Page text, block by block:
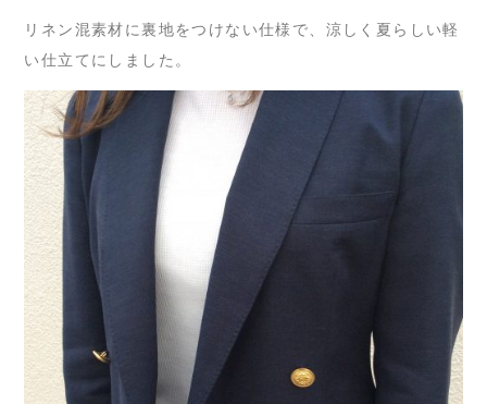
リネン混素材に裏地をつけない仕様で、涼しく夏らしい軽
い仕立てにしました。